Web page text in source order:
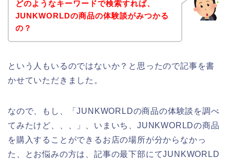
どのようなキーワードで検索すれば、
JUNKWORLDの商品の体験談がみつかる
の？
という人もいるのではないか？と思ったので記事を書
かせていただきました。
なので、もし、「JUNKWORLDの商品の体験談を調べ
てみたけど、、、」、いまいち、JUNKWORLDの商品
を購入することができるお店の場所が分からなかっ
た、とお悩みの方は、記事の最下部にてJUNKWORLD